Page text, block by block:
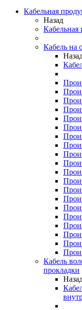
Кабельная
Назад
Кабельная
Кабель на
Кабель
прокладки